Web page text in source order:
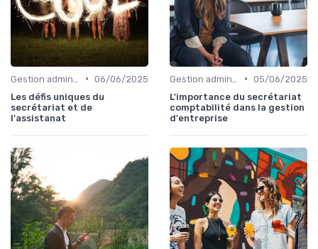
• 06/06/2025
Les défis uniques du
secrétariat et de
l'assistanat
• 05/06/2025
L'importance du secrétariat
comptabilité dans la gestion
d'entreprise